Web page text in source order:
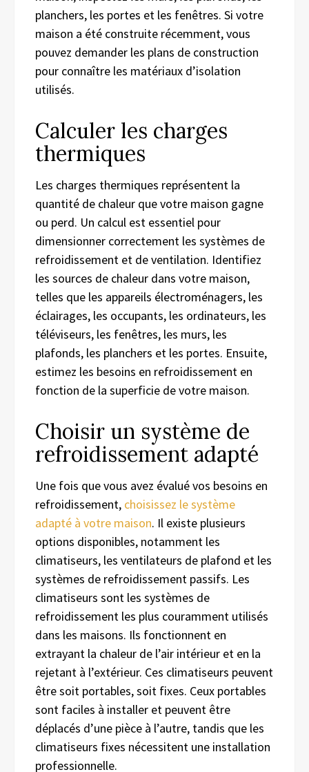
planchers, les portes et les fenêtres. Si votre
maison a été construite récemment, vous
pouvez demander les plans de construction
pour connaître les matériaux d’isolation
utilisés.
Calculer les charges
thermiques
Les charges thermiques représentent la
quantité de chaleur que votre maison gagne
ou perd. Un calcul est essentiel pour
dimensionner correctement les systèmes de
refroidissement et de ventilation. Identifiez
les sources de chaleur dans votre maison,
telles que les appareils électroménagers, les
éclairages, les occupants, les ordinateurs, les
téléviseurs, les fenêtres, les murs, les
plafonds, les planchers et les portes. Ensuite,
estimez les besoins en refroidissement en
fonction de la superficie de votre maison.
Choisir un système de
refroidissement adapté
Une fois que vous avez évalué vos besoins en
refroidissement, choisissez le système
adapté à votre maison. Il existe plusieurs
options disponibles, notamment les
climatiseurs, les ventilateurs de plafond et les
systèmes de refroidissement passifs. Les
climatiseurs sont les systèmes de
refroidissement les plus couramment utilisés
dans les maisons. Ils fonctionnent en
extrayant la chaleur de l’air intérieur et en la
rejetant à l’extérieur. Ces climatiseurs peuvent
être soit portables, soit fixes. Ceux portables
sont faciles à installer et peuvent être
déplacés d’une pièce à l’autre, tandis que les
climatiseurs fixes nécessitent une installation
professionnelle.